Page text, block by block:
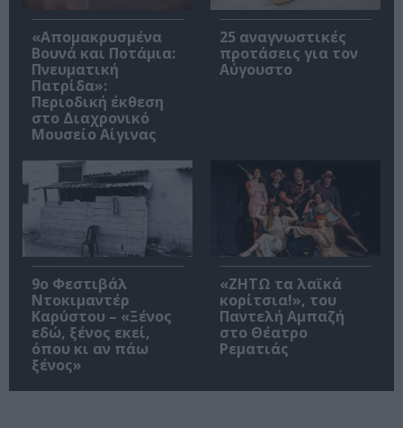
«Απομακρυσμένα
Βουνά και Ποτάμια:
Πνευματική
Πατρίδα»:
Περιοδική έκθεση
στο Διαχρονικό
Μουσείο Αίγινας
25 αναγνωστικές
προτάσεις για τον
Αύγουστο
9ο Φεστιβάλ
Ντοκιμαντέρ
Καρύστου – «Ξένος
εδώ, ξένος εκεί,
όπου κι αν πάω
ξένος»
«ΖΗΤΩ τα λαϊκά
κορίτσια!», του
Παντελή Αμπαζή
στο Θέατρο
Ρεματιάς